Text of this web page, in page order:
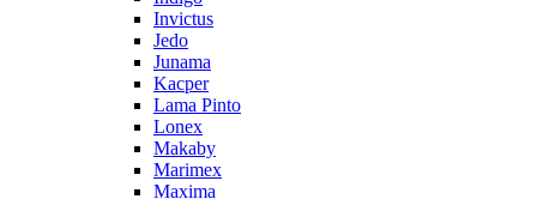
Invictus
Jedo
Junama
Kacper
Lama Pinto
Lonex
Makaby
Marimex
Maxima